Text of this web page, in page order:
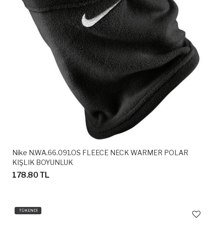
Nike N.WA.66.091.OS FLEECE NECK WARMER POLAR
KIŞLIK BOYUNLUK
178.80 TL
TÜKENDİ